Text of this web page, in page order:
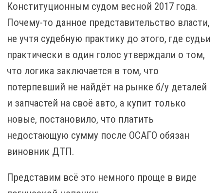
Конституционным судом весной 2017 года.
Почему-то данное представительство власти,
не учтя судебную практику до этого, где судьи
практически в один голос утверждали о том,
что логика заключается в том, что
потерпевший не найдёт на рынке б/у деталей
и запчастей на своё авто, а купит только
новые, постановило, что платить
недостающую сумму после ОСАГО обязан
виновник ДТП.
Представим всё это немного проще в виде